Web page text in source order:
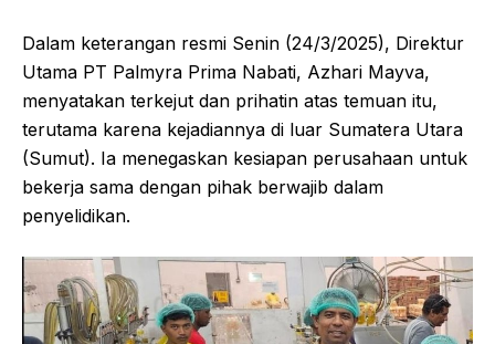
Dalam keterangan resmi Senin (24/3/2025), Direktur
Utama PT Palmyra Prima Nabati, Azhari Mayva,
menyatakan terkejut dan prihatin atas temuan itu,
terutama karena kejadiannya di luar Sumatera Utara
(Sumut). Ia menegaskan kesiapan perusahaan untuk
bekerja sama dengan pihak berwajib dalam
penyelidikan.